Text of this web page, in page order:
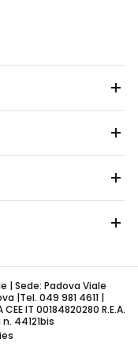
| Sede: Padova Viale
|Tel. 049 981 4611 |
IT 00184820280 R.E.A.
44121bis